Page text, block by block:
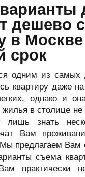
дешево
в
срок
одним из самых
квартиру даже
однако и
в столице не
знать
Вам
предлагаем Вам
съема
практически